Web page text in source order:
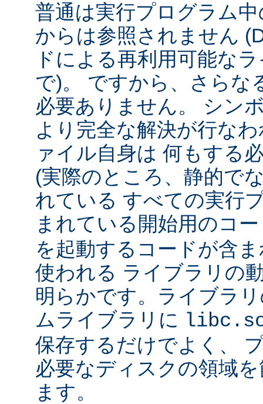
普通は実行プログラム
からは参照されません
ドによる再利用可能な
で)。 ですから、さらな
必要ありません。 シン
より完全な解決が行な
ァイル自身は 何もする
(実際のところ、静的で
れている すべての実行
まれている開始用のコ
を起動するコードが含
使われる ライブラリの
明らかです。ライブラ
ムライブラリに
保存するだけでよく、
必要なディスクの領域
ます。